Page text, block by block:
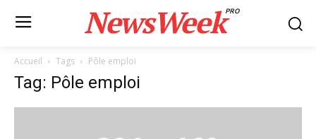
NewsWeekPRO
Accueil Tags Pôle emploi
Tag: Pôle emploi